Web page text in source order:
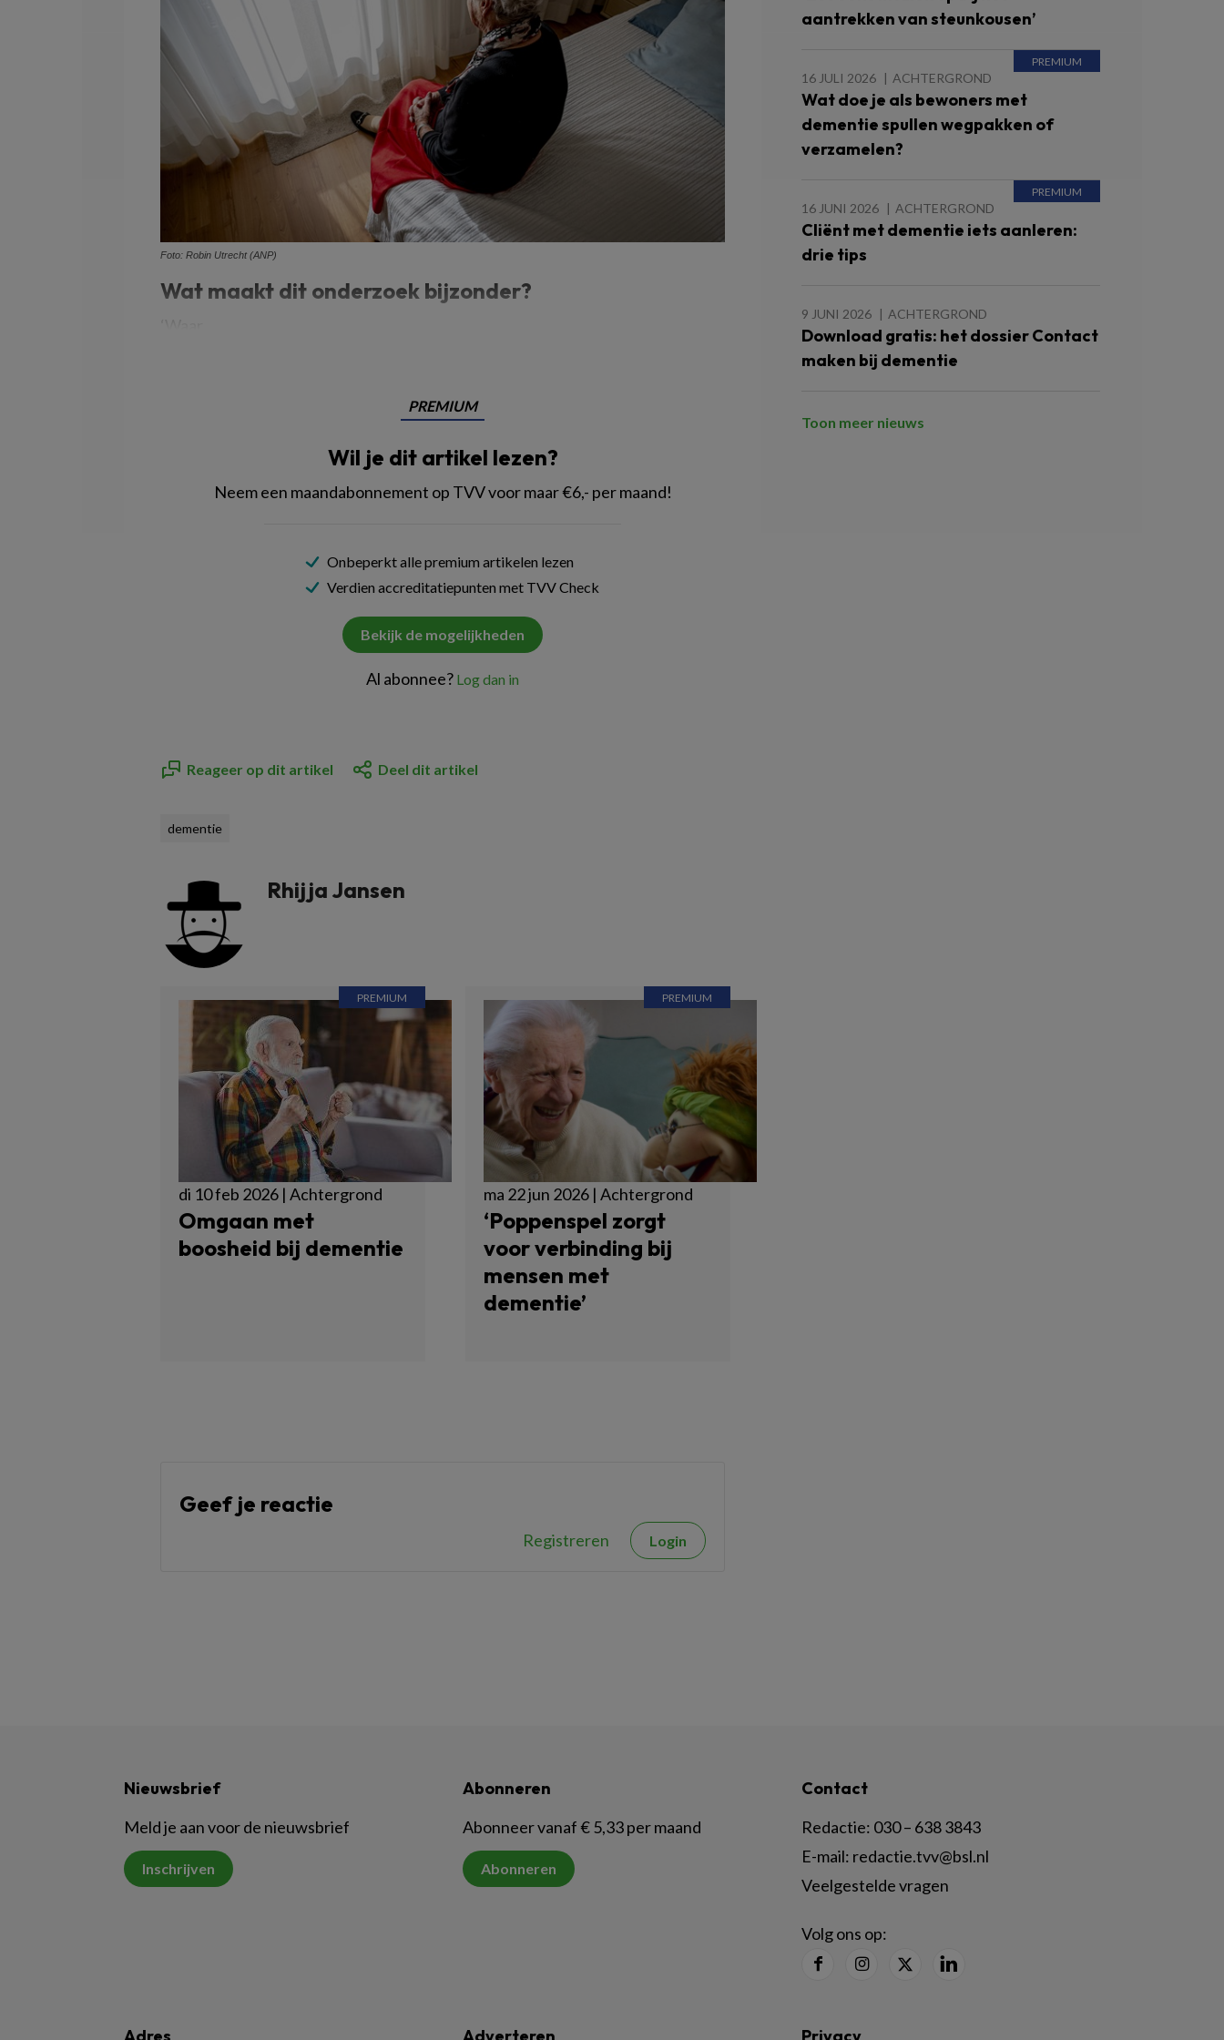
Foto: Robin Utrecht (ANP)
Wat maakt dit onderzoek bijzonder?
PREMIUM
Wil je dit artikel lezen?
Neem een maandabonnement op TVV voor maar €6,- per maand!
Onbeperkt alle premium artikelen lezen
Verdien accreditatiepunten met TVV Check
Bekijk de mogelijkheden
Al abonnee? Log dan in
Reageer op dit artikel Deel dit artikel
dementie
Rhijja Jansen
di 10 feb 2026 | Achtergrond
Omgaan met
boosheid bij dementie
ma 22 jun 2026 | Achtergrond
‘Poppenspel zorgt
voor verbinding bij
mensen met
dementie’
Geef je reactie
Registreren Login
aantrekken van steunkousen’
16 JULI 2026 ACHTERGROND
Wat doe je als bewoners met
dementie spullen wegpakken of
verzamelen?
16 JUNI 2026 ACHTERGROND
Cliënt met dementie iets aanleren:
drie tips
9 JUNI 2026 ACHTERGROND
Download gratis: het dossier Contact
maken bij dementie
Toon meer nieuws
Nieuwsbrief
Meld je aan voor de nieuwsbrief
Inschrijven
Abonneren
Abonneer vanaf € 5,33 per maand
Abonneren
Contact
Redactie: 030 – 638 3843
E-mail: redactie.tvv@bsl.nl
Veelgestelde vragen
Volg ons op: